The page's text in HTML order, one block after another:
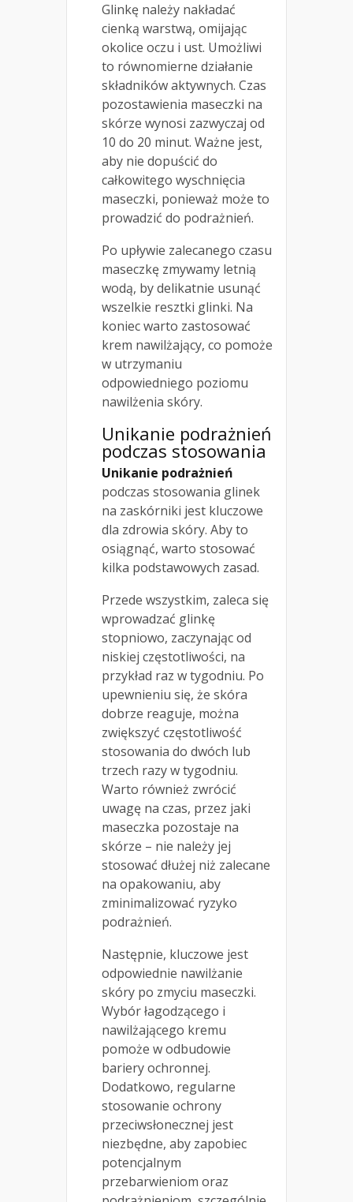
Glinkę należy nakładać
cienką warstwą, omijając
okolice oczu i ust. Umożliwi
to równomierne działanie
składników aktywnych. Czas
pozostawienia maseczki na
skórze wynosi zazwyczaj od
10 do 20 minut. Ważne jest,
aby nie dopuścić do
całkowitego wyschnięcia
maseczki, ponieważ może to
prowadzić do podrażnień.
Po upływie zalecanego czasu
maseczkę zmywamy letnią
wodą, by delikatnie usunąć
wszelkie resztki glinki. Na
koniec warto zastosować
krem nawilżający, co pomoże
w utrzymaniu
odpowiedniego poziomu
nawilżenia skóry.
Unikanie podrażnień
podczas stosowania
Unikanie podrażnień
podczas stosowania glinek
na zaskórniki jest kluczowe
dla zdrowia skóry. Aby to
osiągnąć, warto stosować
kilka podstawowych zasad.
Przede wszystkim, zaleca się
wprowadzać glinkę
stopniowo, zaczynając od
niskiej częstotliwości, na
przykład raz w tygodniu. Po
upewnieniu się, że skóra
dobrze reaguje, można
zwiększyć częstotliwość
stosowania do dwóch lub
trzech razy w tygodniu.
Warto również zwrócić
uwagę na czas, przez jaki
maseczka pozostaje na
skórze – nie należy jej
stosować dłużej niż zalecane
na opakowaniu, aby
zminimalizować ryzyko
podrażnień.
Następnie, kluczowe jest
odpowiednie nawilżanie
skóry po zmyciu maseczki.
Wybór łagodzącego i
nawilżającego kremu
pomoże w odbudowie
bariery ochronnej.
Dodatkowo, regularne
stosowanie ochrony
przeciwsłonecznej jest
niezbędne, aby zapobiec
potencjalnym
przebarwieniom oraz